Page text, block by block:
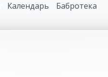
Календарь Бабротека